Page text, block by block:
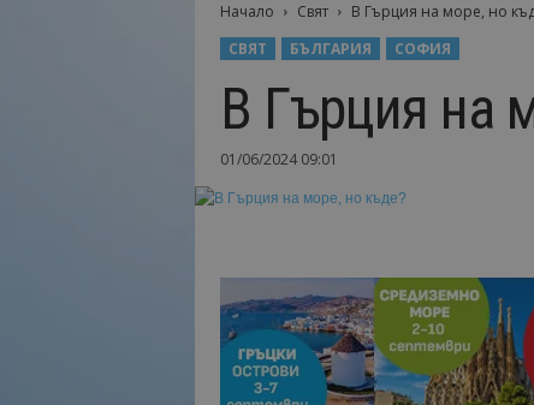
а
ж
Начало Свят
В Гърция на море, но
СВЯТ
БЪЛГАРИЯ СОФИЯ
В Гърция на
01/06/2024 09:01